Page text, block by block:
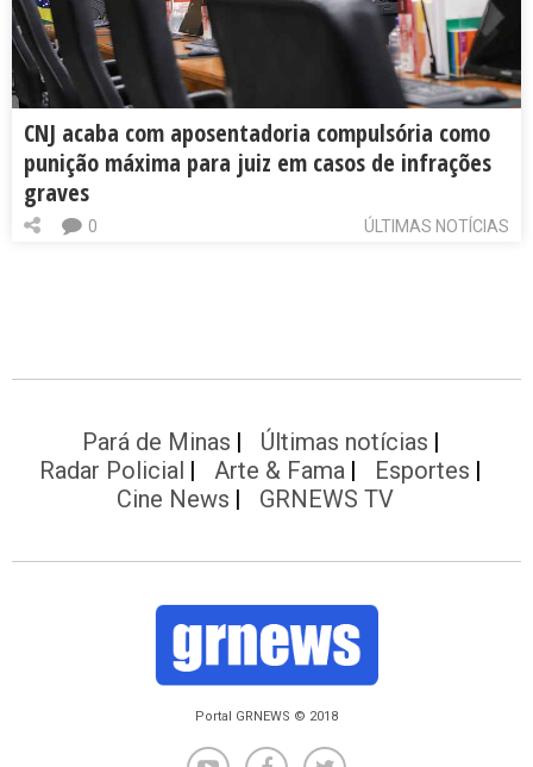
CNJ acaba com aposentadoria compulsória como
punição máxima para juiz em casos de infrações
graves
ÚLTIMAS NOTÍCIAS
0
Pará de Minas
Últimas notícias
Radar Policial
Arte & Fama
Esportes
Cine News
GRNEWS TV
Portal GRNEWS © 2018